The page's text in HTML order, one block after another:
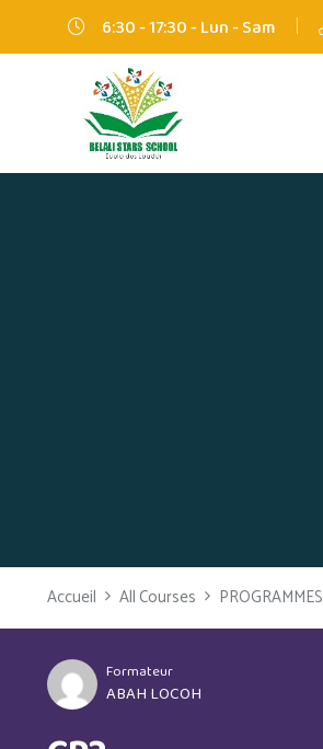
6:30 - 17:30 - Lun - Sam
Accueil All Courses PROGRAMMES
Formateur
ABAH LOCOH